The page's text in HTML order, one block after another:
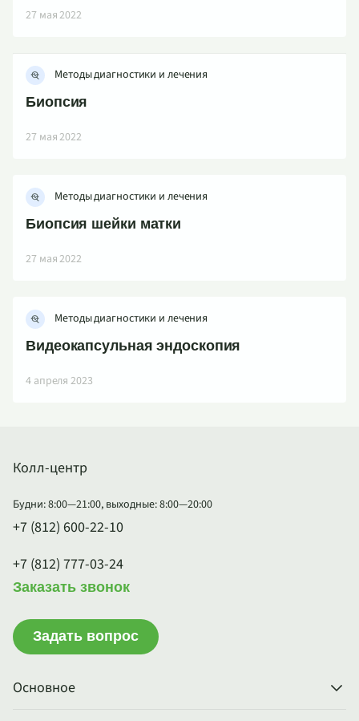
27 мая 2022
Методы диагностики и лечения
Биопсия
27 мая 2022
Методы диагностики и лечения
Биопсия шейки матки
27 мая 2022
Методы диагностики и лечения
Видеокапсульная эндоскопия
4 апреля 2023
Основное
Колл-центр
Будни: 8:00—21:00, выходные: 8:00—20:00
+7 (812) 600-22-10
+7 (812) 777-03-24
Заказать звонок
Задать вопрос